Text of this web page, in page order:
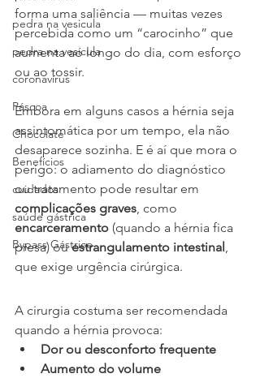
pedra na vesicula
pedra na vesícula
coronavírus
Páscoa
Chocolate
Benefícios
cuidados
saúde gástrica
Bypass Gástrico
forma uma saliência — muitas vezes
percebida como um “carocinho” que
aumenta ao longo do dia, com esforço
ou ao tossir.
Embora em alguns casos a hérnia seja
assintomática por um tempo, ela não
desaparece sozinha. E é aí que mora o
perigo: o adiamento do diagnóstico
ou tratamento pode resultar em
complicações graves , como
encarceramento (quando a hérnia fica
presa) ou estrangulamento intestinal
que exige urgência cirúrgica.
A cirurgia costuma ser recomendada
quando a hérnia provoca:
Dor ou desconforto frequente
Aumento do volume